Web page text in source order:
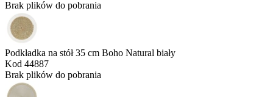
Brak plików do pobrania
Podkładka na stół 35 cm Boho Natural biały
Kod 44887
Brak plików do pobrania